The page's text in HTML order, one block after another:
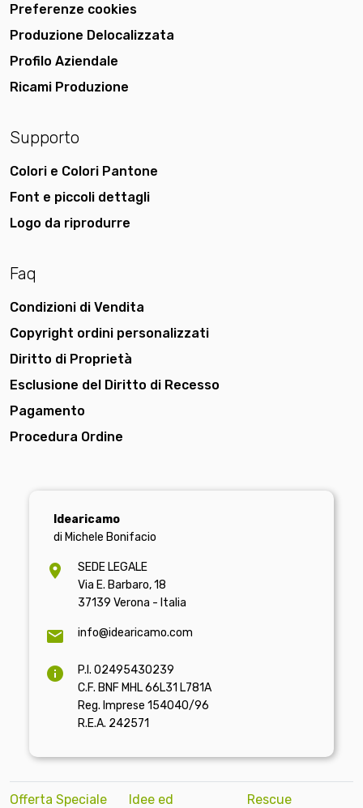
Preferenze cookies
Produzione Delocalizzata
Profilo Aziendale
Ricami Produzione
Supporto
Colori e Colori Pantone
Font e piccoli dettagli
Logo da riprodurre
Faq
Condizioni di Vendita
Copyright ordini personalizzati
Diritto di Proprietà
Esclusione del Diritto di Recesso
Pagamento
Procedura Ordine
Idearicamo
di Michele Bonifacio
SEDE LEGALE
Via E. Barbaro, 18
37139 Verona - Italia
info@idearicamo.com
P.I. 02495430239
C.F. BNF MHL 66L31 L781A
Reg. Imprese 154040/96
R.E.A. 242571
Offerta Speciale
Idee ed
Rescue